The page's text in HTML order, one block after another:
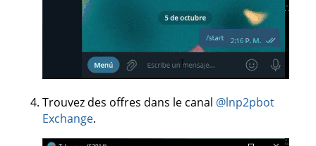
Trouvez des offres dans le canal @lnp2pbot
Exchange.